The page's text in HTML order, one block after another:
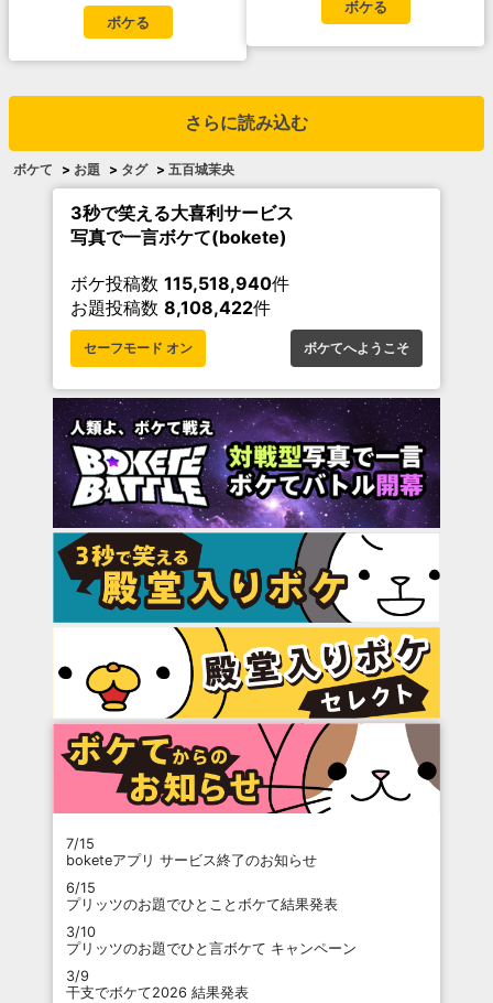
ボケる
ボケる
さらに読み込む
ボケて > お題 > タグ > 五百城茉央
3秒で笑える大喜利サービス
写真で一言ボケて(bokete)
ボケ投稿数 115,518,940件
お題投稿数 8,108,422件
セーフモード オン ボケてへようこそ
7/15
boketeアプリ サービス終了のお知らせ
6/15
プリッツのお題でひとことボケて結果発表
3/10
プリッツのお題でひと言ボケて キャンペーン
3/9
干支でボケて2026 結果発表